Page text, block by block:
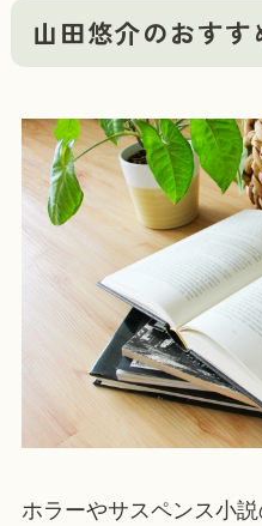
山田悠介のおすす
ホラーやサスペンス小